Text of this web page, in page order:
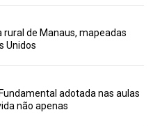
de Manaus, mapeadas
Unidos
adotada nas aulas
não apenas